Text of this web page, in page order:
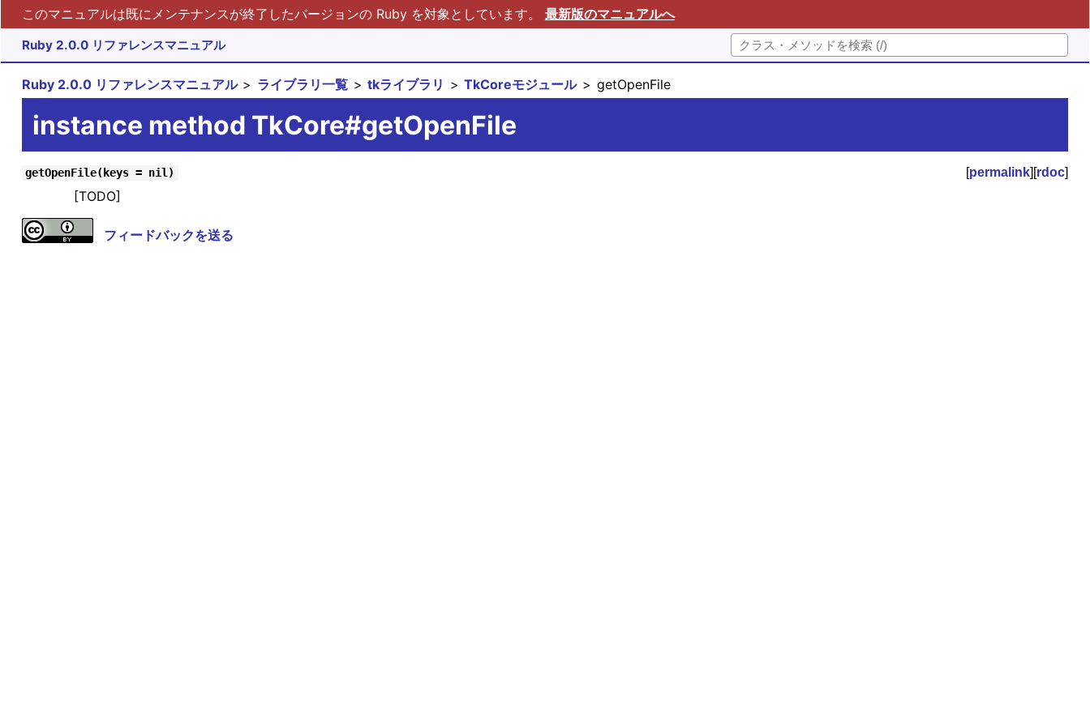
このマニュアルは既にメンテナンスが終了したバージョンの Ruby を対象としています。 最新版のマニュアルへ
Ruby 2.0.0 リファレンスマニュアル
Ruby 2.0.0 リファレンスマニュアル ライブラリ一覧 tkライブラリ TkCoreモジュール getOpenFile
instance method TkCore#getOpenFile
getOpenFile(keys = nil) [permalink][rdoc]
[TODO]
フィードバックを送る